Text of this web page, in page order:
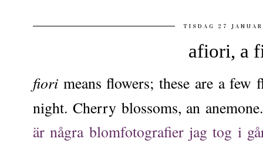
TISDAG 27
afiori, a
fiori means flowers; these are a
night. Cherry blossoms, an
är några blomfotografier jag tog i